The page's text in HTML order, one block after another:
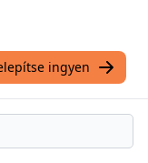
ingyen